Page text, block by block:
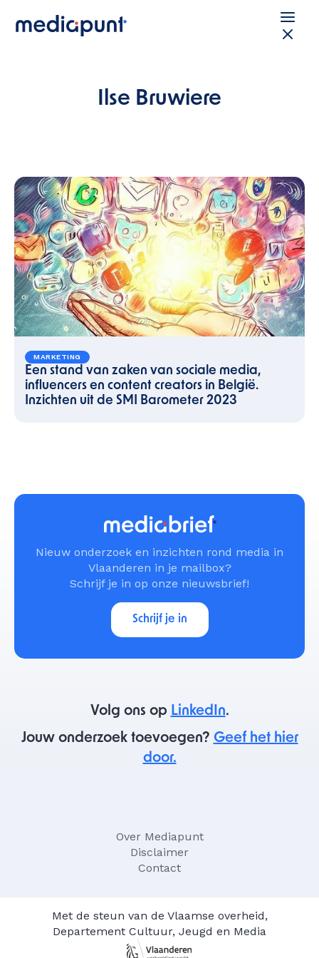
Ilse Bruwiere
MARKETING
Een stand van zaken van sociale media,
influencers en content creators in België.
Inzichten uit de SMI Barometer 2023
Nieuw onderzoek en inzichten rond media in
Vlaanderen in je mailbox?
Schrijf je in op onze nieuwsbrief!
Schrijf je in
Volg ons op LinkedIn.
Jouw onderzoek toevoegen? Geef het hier
door.
Over Mediapunt
Disclaimer
Contact
Met de steun van de Vlaamse overheid,
Departement Cultuur, Jeugd en Media